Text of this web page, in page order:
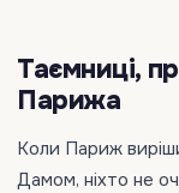
Таємниці,
Парижа
Коли Париж
Дамом, ніхто не